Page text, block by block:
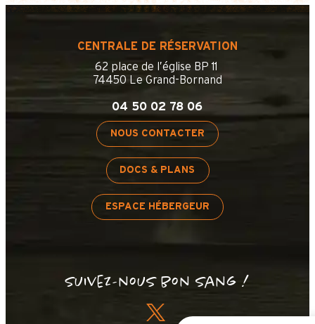
CENTRALE DE RÉSERVATION
62 place de l’église BP 11
74450 Le Grand-Bornand
04 50 02 78 06
NOUS CONTACTER
DOCS & PLANS
ESPACE HÉBERGEUR
Suivez-nous bon sang !